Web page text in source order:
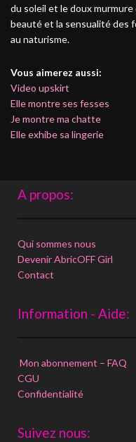
du soleil et le doux
beauté et la sensualité des
au naturisme.
Vous aimerez aussi:
Video upskirt
Elle montre ses fesses
Je montre ma chatte
Elle exhibe sa lingerie
A propos:
Qui sommes nous
Devenir AbricOFF Girl
Contact
Information - Aide:
Mon abonnement – FAQ
CGU
Confidentialité
Suivez nous: